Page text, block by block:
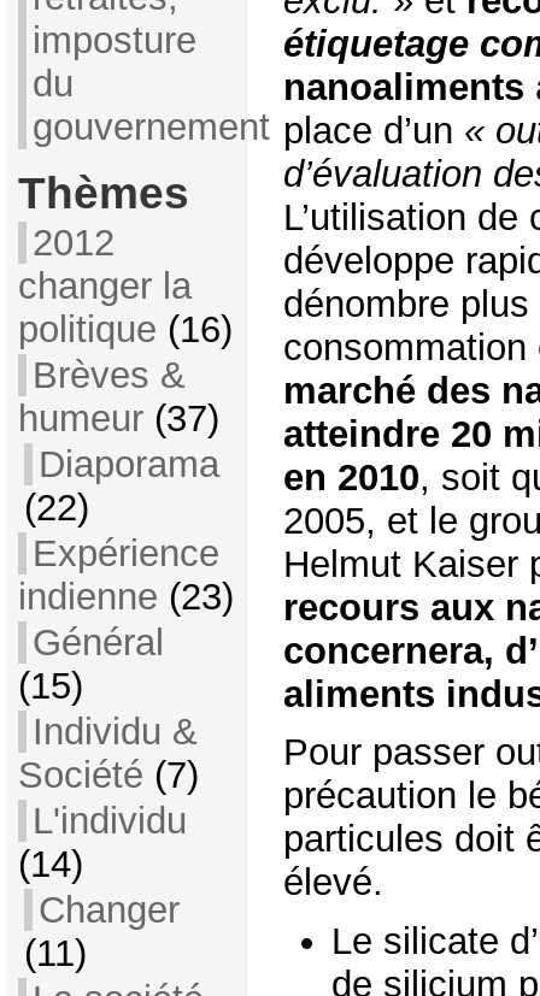
imposture
du
gouvernement
Thèmes
2012
changer la
politique (16)
Brèves &
humeur(37)
Diaporama
(22)
Expérience
indienne (23)
Général
(15)
Individu &
Société (7)
L'individu
(14)
Changer
(11)
étiquetage
nanoaliments
place d’un «
d’évaluation
L’utilisation
développe
dénombre
marché des
atteindre 20
en 2010, soit
2005, et le
Helmut Kaiser
recours aux
concernera,
aliments
Pour passer
précaution le
particules doit
élevé.
Le silicate
de silicium